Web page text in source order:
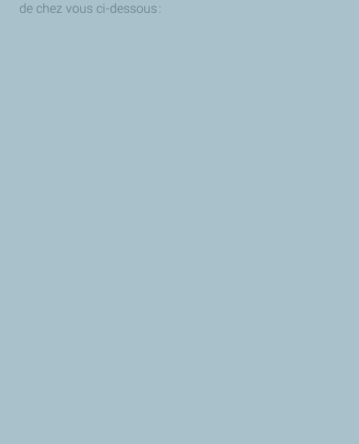
de chez vous ci-dessous :